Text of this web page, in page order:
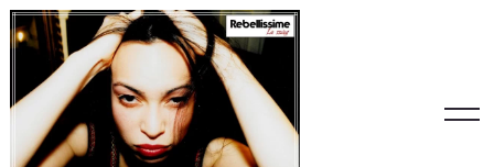
Skip
to
content